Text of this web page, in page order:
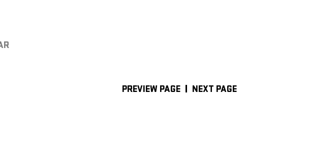
PREVIEW PAGE NEXT PAGE